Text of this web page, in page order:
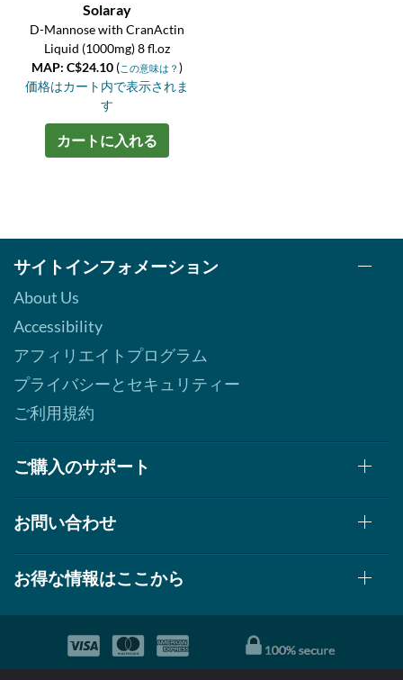
Solaray
D-Mannose with CranActin
Liquid (1000mg) 8 fl.oz
MAP: C$24.10 (この意味は？)
価格はカート内で表示されま
す
カートに入れる
サイトインフォメーション
About Us
Accessibility
アフィリエイトプログラム
プライバシーとセキュリティー
ご利用規約
ご購入のサポート
お問い合わせ
お得な情報はここから